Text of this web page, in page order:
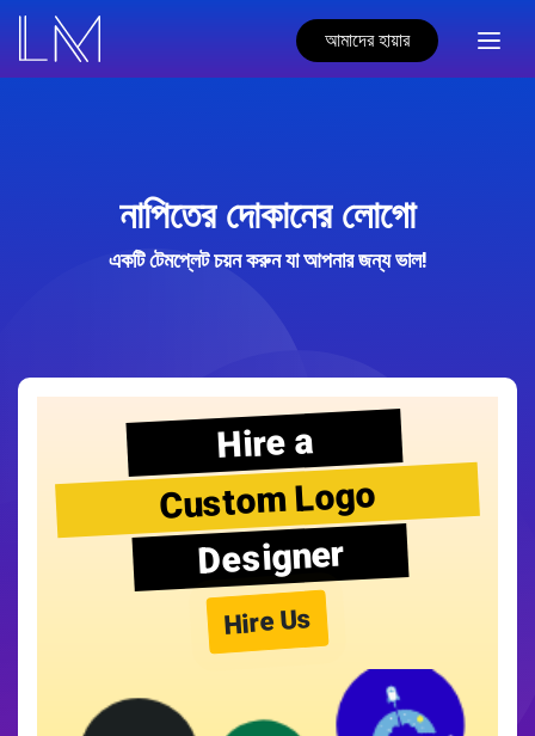
আমাদের হায়ার
নাপিতের দোকানের লোগো
একটি টেমপ্লেট চয়ন করুন যা আপনার জন্য ভাল!
Hire a
Custom Logo
Designer
Hire Us